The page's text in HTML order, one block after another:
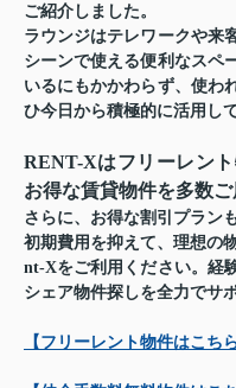
ご紹介しました。
ラウンジはテレワークや来
シーンで使える便利なスペ
いるにもかかわらず、使わ
ひ今日から積極的に活用し
RENT-Xはフリーレン
お得な賃貸物件を多数ご
さらに、お得な割引プラン
初期費用を抑えて、理想の
nt-Xをご利用ください。経
シェア物件探しを全力でサ
【フリーレント物件はこちら